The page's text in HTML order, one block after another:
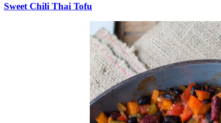
Sweet Chili Thai Tofu